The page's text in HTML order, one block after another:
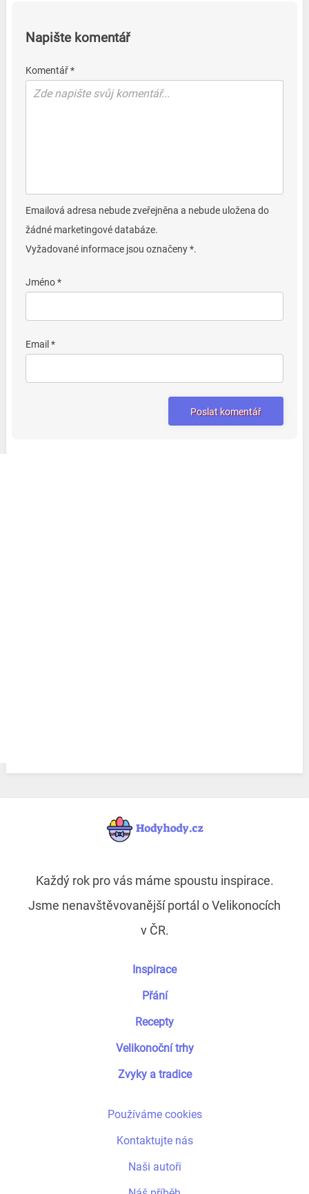
Napište komentář
Komentář *
Emailová adresa nebude zveřejněna a nebude uložena do
žádné marketingové databáze.
Vyžadované informace jsou označeny *.
Jméno *
Email *
Každý rok pro vás máme spoustu inspirace.
Jsme nenavštěvovanější portál o Velikonocích
v ČR.
Inspirace
Přání
Recepty
Velikonoční trhy
Zvyky a tradice
Používáme cookies
Kontaktujte nás
Naši autoři